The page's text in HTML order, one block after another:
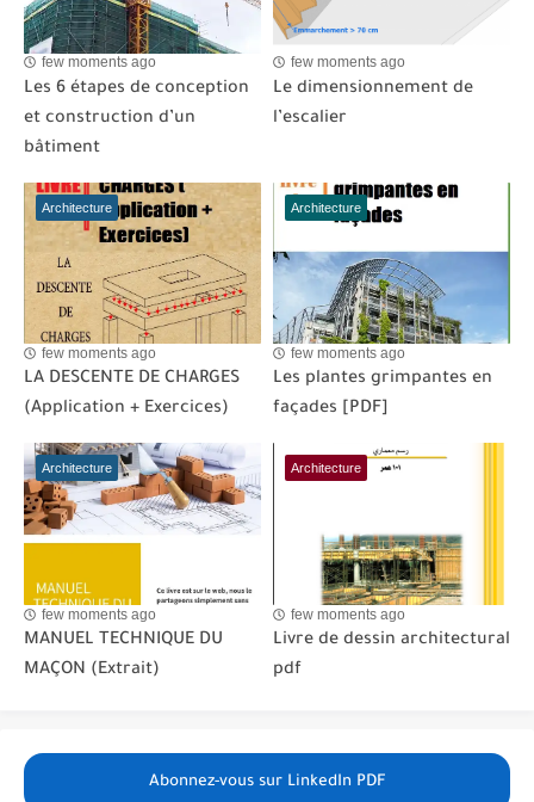
few moments ago
Les 6 étapes de conception
et construction d’un
bâtiment
few moments ago
Le dimensionnement de
l’escalier
Architecture
few moments ago
LA DESCENTE DE CHARGES
(Application + Exercices)
Architecture
few moments ago
Les plantes grimpantes en
façades [PDF]
Architecture
few moments ago
MANUEL TECHNIQUE DU
MAÇON (Extrait)
Architecture
few moments ago
Livre de dessin architectural
pdf
Abonnez-vous sur LinkedIn PDF